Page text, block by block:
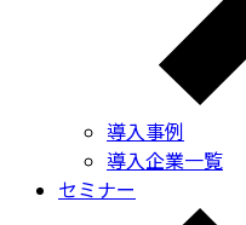
導入事例
導入企業一覧
セミナー